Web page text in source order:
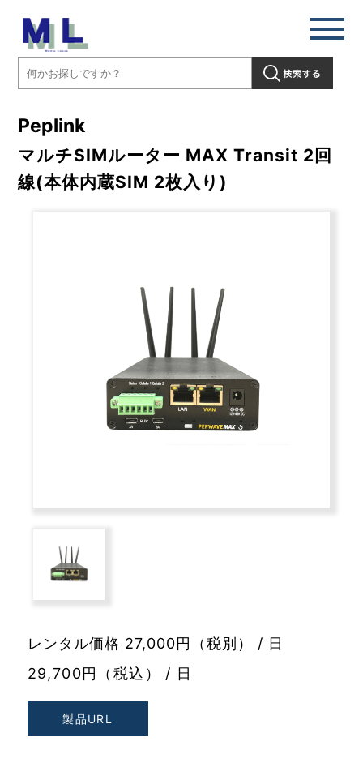
Peplink
マルチSIMルーター MAX Transit 2回
線(本体内蔵SIM 2枚入り)
レンタル価格 27,000円（税別） / 日
29,700円（税込） / 日
製品URL